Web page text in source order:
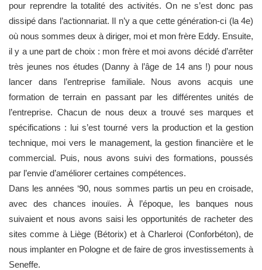
pour reprendre la totalité des activités. On ne s’est donc pas
dissipé dans l’actionnariat. Il n’y a que cette génération-ci (la 4e)
où nous sommes deux à diriger, moi et mon frère Eddy. Ensuite,
il y a une part de choix : mon frère et moi avons décidé d’arrêter
très jeunes nos études (Danny à l’âge de 14 ans !) pour nous
lancer dans l’entreprise familiale. Nous avons acquis une
formation de terrain en passant par les différentes unités de
l’entreprise. Chacun de nous deux a trouvé ses marques et
spécifications : lui s’est tourné vers la production et la gestion
technique, moi vers le management, la gestion financière et le
commercial. Puis, nous avons suivi des formations, poussés
par l’envie d’améliorer certaines compétences.
Dans les années ‘90, nous sommes partis un peu en croisade,
avec des chances inouïes. À l’époque, les banques nous
suivaient et nous avons saisi les opportunités de racheter des
sites comme à Liège (Bétorix) et à Charleroi (Conforbéton), de
nous implanter en Pologne et de faire de gros investissements à
Seneffe.